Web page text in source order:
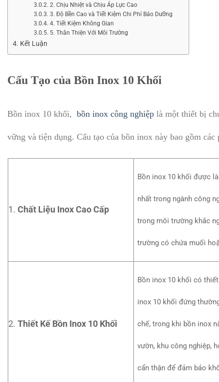
2. Chịu Nhiệt và Chịu Áp Lực Cao
3. Độ Bền Cao và Tiết Kiệm Chi Phí Bảo Dưỡng
4. Tiết Kiệm Không Gian
5. Thân Thiện Với Môi Trường
Kết Luận
Cấu Tạo của Bồn Inox 10 Khối
Bồn inox 10 khối, bồn inox công nghiệp là một thiết bị
vững và tiện dụng. Cấu tạo của bồn inox này bao gồm các
1. Chất Liệu Inox Cao Cấp
Bồn inox 10 khối được
nhất trong ngành công
trong môi trường khắc
trường có chứa muối
2. Thiết Kế Bồn Inox 10 Khối
Bồn inox 10 khối có
inox 10 khối đứng
chế, trong khi bồn inox
vườn, khu công nghiệp,
cẩn thận để đảm bảo